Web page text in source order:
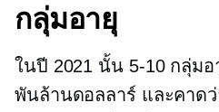
กลุ่มอายุ
ในปี 2021 นั้น 5-10กลุ่มอ
พันล้านดอลลาร์ และคาด